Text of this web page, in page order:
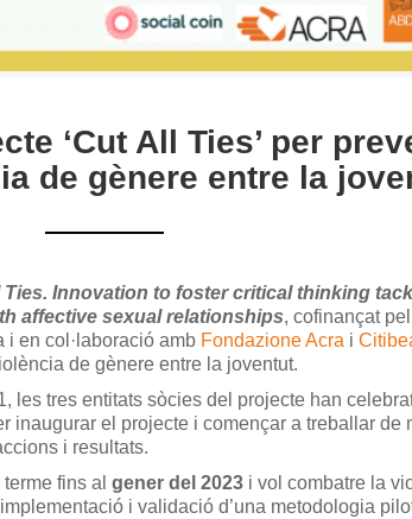
‘Cut All Ties’ per
de gènere entre la
Ties. Innovation to foster critical thinking
affective sexual relationships, cofinançat pel
en col·laboració amb Fondazione Acra i
de gènere entre la joventut.
les tres entitats sòcies del projecte han
inaugurar el projecte i començar a treballar de
i resultats.
fins al gener del 2023 i vol combatre la
i validació d’una metodologia